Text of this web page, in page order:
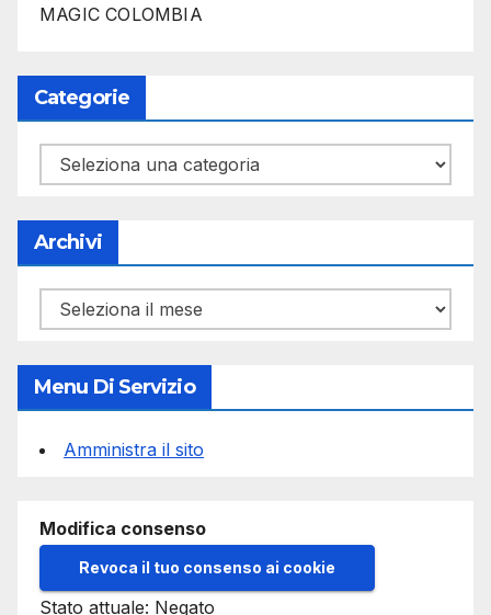
MAGIC COLOMBIA
Categorie
Categorie
Archivi
Archivi
Menu Di Servizio
Amministra il sito
Modifica consenso
Revoca il tuo consenso ai cookie
Stato attuale: Negato